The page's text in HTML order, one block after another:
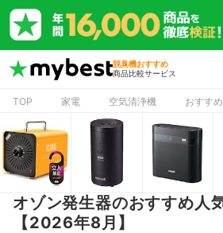
脱臭機おすすめ
商品比較サービス
TOP 家電 空気清浄機 おすす
オゾン発生器のおすすめ人
【2026年8月】